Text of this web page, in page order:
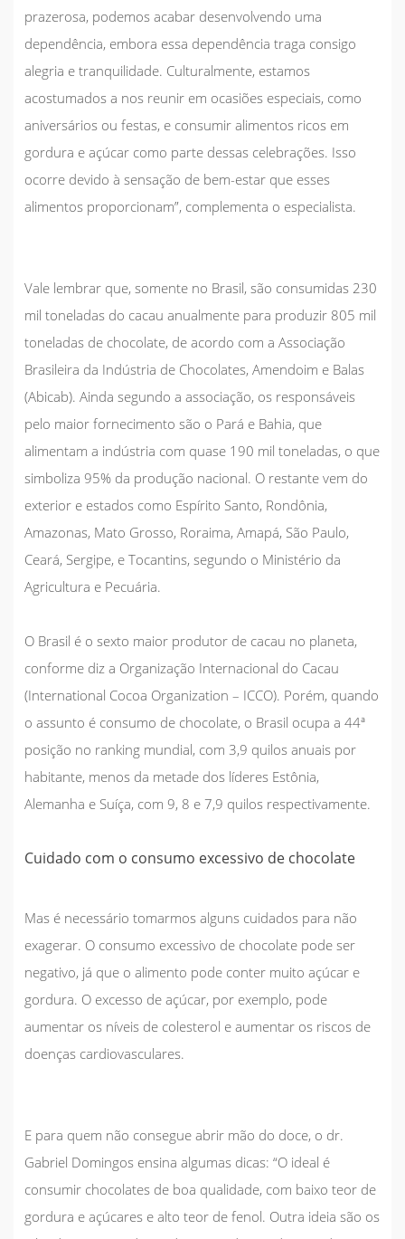
prazerosa, podemos acabar desenvolvendo uma
dependência, embora essa dependência traga consigo
alegria e tranquilidade. Culturalmente, estamos
acostumados a nos reunir em ocasiões especiais, como
aniversários ou festas, e consumir alimentos ricos em
gordura e açúcar como parte dessas celebrações. Isso
ocorre devido à sensação de bem-estar que esses
alimentos proporcionam”, complementa o especialista.
Vale lembrar que, somente no Brasil, são consumidas 230
mil toneladas do cacau anualmente para produzir 805 mil
toneladas de chocolate, de acordo com a Associação
Brasileira da Indústria de Chocolates, Amendoim e Balas
(Abicab). Ainda segundo a associação, os responsáveis
pelo maior fornecimento são o Pará e Bahia, que
alimentam a indústria com quase 190 mil toneladas, o que
simboliza 95% da produção nacional. O restante vem do
exterior e estados como Espírito Santo, Rondônia,
Amazonas, Mato Grosso, Roraima, Amapá, São Paulo,
Ceará, Sergipe, e Tocantins, segundo o Ministério da
Agricultura e Pecuária.
O Brasil é o sexto maior produtor de cacau no planeta,
conforme diz a Organização Internacional do Cacau
(International Cocoa Organization – ICCO). Porém, quando
o assunto é consumo de chocolate, o Brasil ocupa a 44ª
posição no ranking mundial, com 3,9 quilos anuais por
habitante, menos da metade dos líderes Estônia,
Alemanha e Suíça, com 9, 8 e 7,9 quilos respectivamente.
Cuidado com o consumo excessivo de chocolate
Mas é necessário tomarmos alguns cuidados para não
exagerar. O consumo excessivo de chocolate pode ser
negativo, já que o alimento pode conter muito açúcar e
gordura. O excesso de açúcar, por exemplo, pode
aumentar os níveis de colesterol e aumentar os riscos de
doenças cardiovasculares.
E para quem não consegue abrir mão do doce, o dr.
Gabriel Domingos ensina algumas dicas: “O ideal é
consumir chocolates de boa qualidade, com baixo teor de
gordura e açúcares e alto teor de fenol. Outra ideia são os